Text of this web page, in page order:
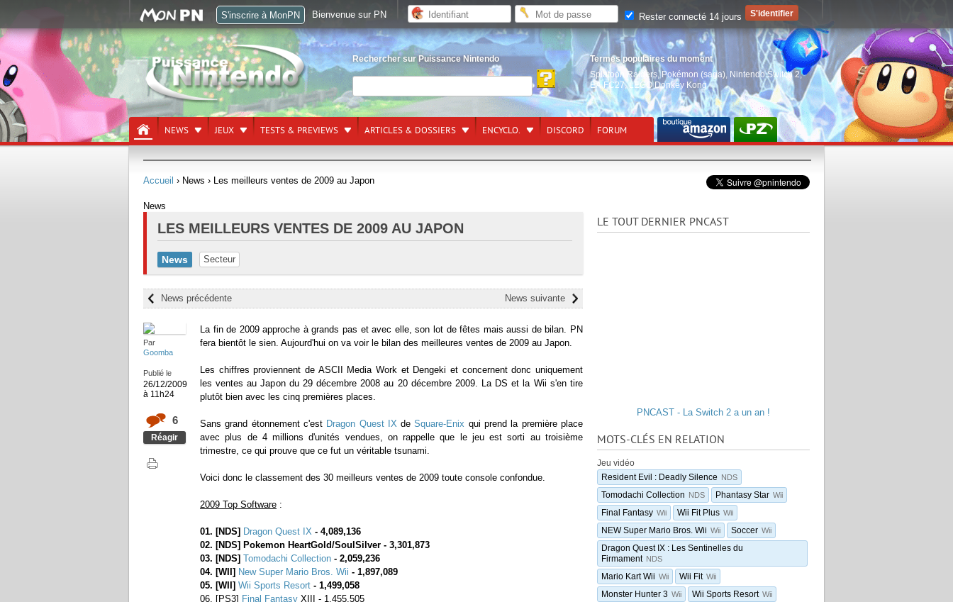
Rechercher sur Puissance Nintendo
Termes populaires du moment
Splatoon Raiders, Pokémon (saga) Nintendo Switch 2,
EA FC27,LEGO Donkey Kong
NEWS JEUX TESTS & PREVIEWS ARTICLES & DOSSIERS ENCYCLO. DISCORD FORUM
Accueil › News › Les meilleurs ventes de 2009 au Japon
News
LES MEILLEURS VENTES DE 2009 AU JAPON
News Secteur
News suivante
News précédente
Par
Goomba
Publié le
26/12/2009
à 11h24
6
Réagir
La fin de 2009 approche à grands pas et avec elle, son lot de fêtes mais aussi de bilan. PN
fera bientôt le sien. Aujourd'hui on va voir le bilan des meilleures ventes de 2009 au Japon.
Les chiffres proviennent de ASCII Media Work et Dengeki et concernent donc uniquement
les ventes au Japon du 29 décembre 2008 au 20 décembre 2009. La DS et la Wii s'en tire
plutôt bien avec les cinq premières places.
Sans grand étonnement c'est Dragon Quest IX deSquare-Enix qui prend la première place
avec plus de 4 millions d'unités vendues, on rappelle que le jeu est sorti au troisième
trimestre, ce qui prouve que ce fut un véritable tsunami.
Voici donc le classement des 30 meilleurs ventes de 2009 toute console confondue.
2009 Top Software :
01. [NDS] Dragon Quest IX - 4,089,136
02. [NDS] Pokemon HeartGold/SoulSilver - 3,301,873
03. [NDS] Tomodachi Collection - 2,059,236
04. [WII] New Super Mario Bros. Wii - 1,897,089
05. [WII] Wii Sports Resort - 1,499,058
06. [PS3] Final Fantasy XIII - 1,455,505
LE TOUT DERNIER PNCAST
PNCAST - La Switch 2 a un an !
MOTS-CLÉS EN RELATION
Jeu vidéo
Resident Evil : Deadly Silence NDS
Tomodachi Collection NDS Phantasy Star Wii
Final Fantasy Wii Wii Fit Plus Wii
NEW Super Mario Bros. Wii Wii Soccer Wii
Dragon Quest IX : Les Sentinelles du
Firmament NDS
Mario Kart Wii Wii Wii Fit Wii
Monster Hunter 3 Wii Wii Sports Resort Wii
S'inscrire à MonPN Bienvenue sur PN Rester connecté 14 jours